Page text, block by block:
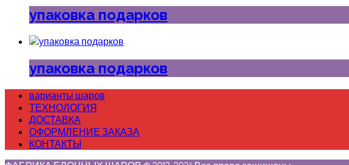
упаковка подарков
упаковка подарков
варианты шаров
ТЕХНОЛОГИЯ
ДОСТАВКА
ОФОРМЛЕНИЕ ЗАКАЗА
КОНТАКТЫ